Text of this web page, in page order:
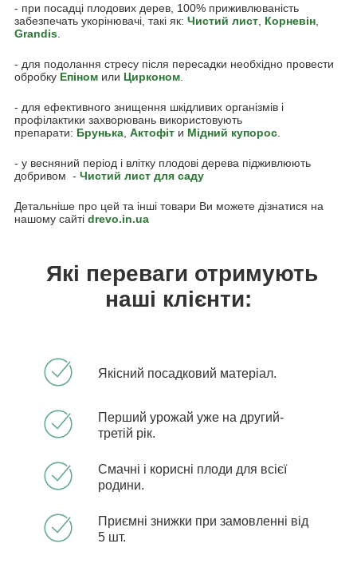
- при посадці плодових дерев, 100% приживлюваність
забезпечать укорінювачі, такі як: Чистий лист Корневін
Grandis
- для подолання стресу після пересадки необхідно провести
обробку Епіном или Цирконом
- для ефективного знищення шкідливих організмів і
профілактики захворювань використовують
препарати: Брунька Актофіт и Мідний купорос
- у весняний період і влітку плодові дерева підживлюють
добривом - Чистий лист для саду
Детальніше про цей та інші товари Ви можете дізнатися на
нашому сайті drevo.in.ua
Які переваги отримують
наші клієнти:
Якісний посадковий матеріал.
Перший урожай уже на другий-
третій рік.
Смачні і корисні плоди для всієї
родини.
Приємні знижки при замовленні від
5 шт.